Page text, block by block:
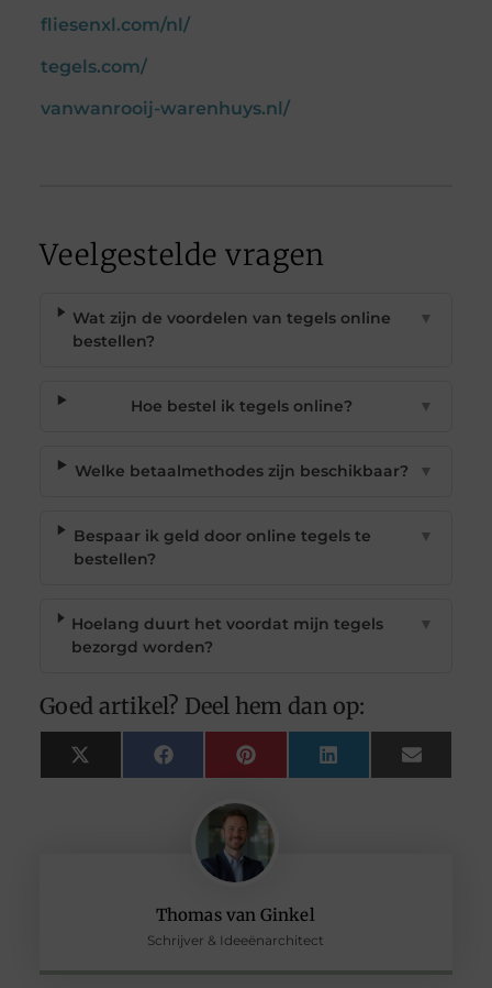
Thomas van Ginkel
Schrijver & Ideeënarchitect
fliesenxl.com/nl/
tegels.com/
vanwanrooij-warenhuys.nl/
Veelgestelde vragen
Wat zijn de voordelen van tegels online
bestellen?
▼
Hoe bestel ik tegels online? ▼
Welke betaalmethodes zijn beschikbaar? ▼
Bespaar ik geld door online tegels te
bestellen?
▼
Hoelang duurt het voordat mijn tegels
bezorgd worden?
▼
Goed artikel? Deel hem dan op:
X
(Twitter)
FacebookPinterest LinkedIn Email